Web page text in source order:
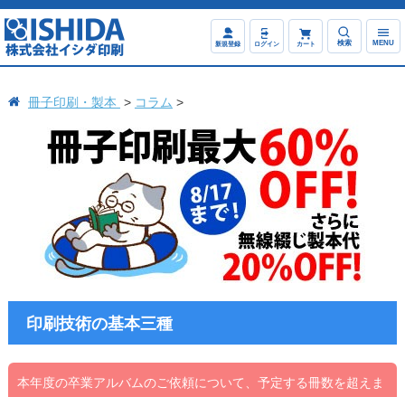
新規登録 ログイン カート 検索 MENU
冊子印刷・製本 コラム
印刷技術の基本三種
本年度の卒業アルバムのご依頼について、予定する冊数を超えま